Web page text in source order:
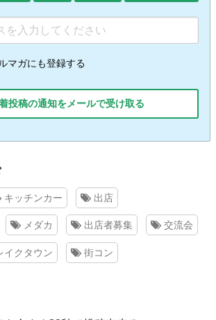
マガにも登録する
投稿の通知をメールで受け取る
キッチンカー 出店
メダカ 出店者募集 交流会
イクタウン 街コン